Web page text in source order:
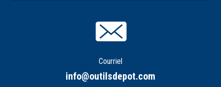
Courriel
info@outilsdepot.com